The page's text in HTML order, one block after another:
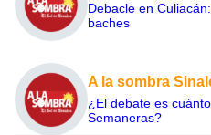
Debacle en
baches
A la sombra
¿El debate es
Semaneras?